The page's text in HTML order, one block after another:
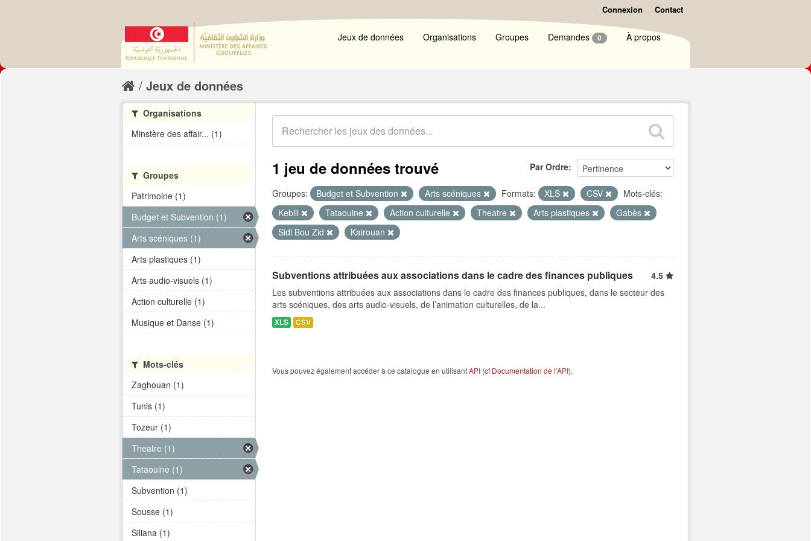
Connexion Contact
Jeux de données Organisations Groupes Demandes 0 À propos
Jeux de données
Par Ordre
1 jeu de données trouvé
Groupes: Budget et Subvention Arts scéniques Formats: XLS CSV
Mots-clés:
Kebili
Tataouine Action culturelle Theatre Arts plastiques
Gabès
Sidi Bou Zid
Kairouan
Subventions attribuées aux associations dans le cadre des finances publiques
4.5
Les subventions attribuées aux associations dans le cadre des finances publiques, dans le secteur des
arts scéniques, des arts audio-visuels, de l’animation culturelles, de la...
XLS CSV
Vous pouvez également accéder à ce catalogue en utilisantAPI (cf Documentation de l'API).
Organisations
Minstère des affair... (1)
Groupes
Patrimoine (1)
Budget et Subvention (1)
Arts scéniques (1)
Arts plastiques (1)
Arts audio-visuels (1)
Action culturelle (1)
Musique et Danse (1)
Mots-clés
Zaghouan (1)
Tunis (1)
Tozeur (1)
Theatre (1)
Tataouine (1)
Subvention (1)
Sousse (1)
Siliana (1)